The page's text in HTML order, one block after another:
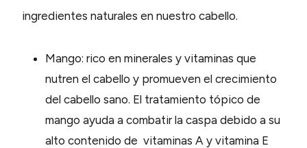
ingredientes naturales en nuestro cabello.
Mango: rico en minerales y vitaminas que
nutren el cabello y promueven el crecimiento
del cabello sano. El tratamiento tópico de
mango ayuda a combatir la caspa debido a su
alto contenido de vitaminas A y vitamina E